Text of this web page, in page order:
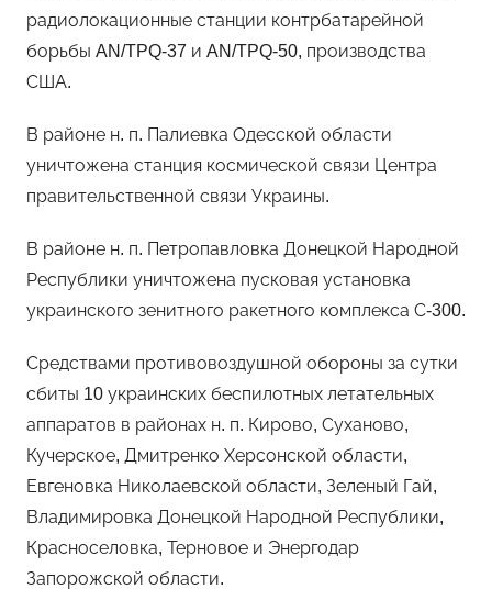
радиолокационные станции контрбатарейной
борьбы AN/TPQ-37 и AN/TPQ-50, производства
США.
В районе н. п. Палиевка Одесской области
уничтожена станция космической связи Центра
правительственной связи Украины.
В районе н. п. Петропавловка Донецкой Народной
Республики уничтожена пусковая установка
украинского зенитного ракетного комплекса С-300.
Средствами противовоздушной обороны за сутки
сбиты 10 украинских беспилотных летательных
аппаратов в районах н. п. Кирово, Суханово,
Кучерское, Дмитренко Херсонской области,
Евгеновка Николаевской области, Зеленый Гай,
Владимировка Донецкой Народной Республики,
Красноселовка, Терновое и Энергодар
Запорожской области.